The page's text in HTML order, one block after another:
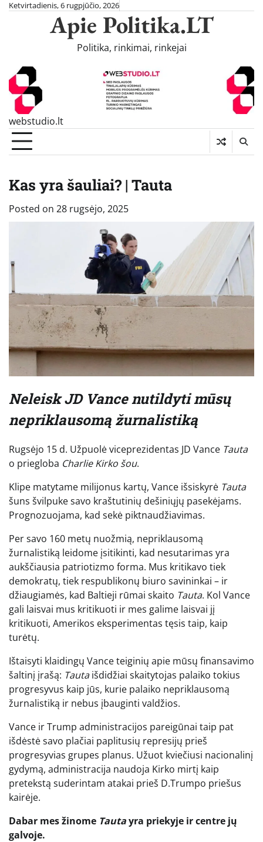
SkipKetvirtadienis, 6 rugpjūčio, 2026
Apie Politika.LT
Politika, rinkimai, rinkejai
webstudio.lt
Kas yra šauliai? | Tauta
Posted on 28 rugsėjo, 2025
Neleisk JD Vance nutildyti mūsų
nepriklausomą žurnalistiką
Rugsėjo 15 d. Užpuolė viceprezidentas JD Vance Tauta
o priegloba Charlie Kirko šou.
Klipe matytame milijonus kartų, Vance išsiskyrė Tauta
šuns švilpuke savo kraštutinių dešiniųjų pasekėjams.
Prognozuojama, kad sekė piktnaudžiavimas.
Per savo 160 metų nuožmią, nepriklausomą
žurnalistiką leidome įsitikinti, kad nesutarimas yra
aukščiausia patriotizmo forma. Mus kritikavo tiek
demokratų, tiek respublikonų biuro savininkai – ir
džiaugiamės, kad Baltieji rūmai skaito Tauta. Kol Vance
gali laisvai mus kritikuoti ir mes galime laisvai jį
kritikuoti, Amerikos eksperimentas tęsis taip, kaip
turėtų.
Ištaisyti klaidingų Vance teiginių apie mūsų finansavimo
šaltinį įrašą: Tautaišdidžiai skaitytojas palaiko tokius
progresyvus kaip jūs, kurie palaiko nepriklausomą
žurnalistiką ir nebus įbauginti valdžios.
Vance ir Trump administracijos pareigūnai taip pat
išdėstė savo plačiai paplitusių represijų prieš
progresyvias grupes planus. Užuot kviečiusi nacionalinį
gydymą, administracija naudoja Kirko mirtį kaip
pretekstą suderintam atakai prieš D.Trumpo priešus
kairėje.
Dabar mes žinome Tautayra priekyje ir centre jų
galvoje.